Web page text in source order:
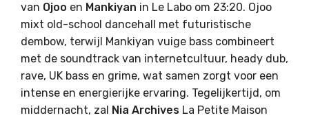
van Ojoo en Mankiyan in Le Labo om 23:20. Ojoo
mixt old-school dancehall met futuristische
dembow, terwijl Mankiyan vuige bass combineert
met de soundtrack van internetcultuur, heady dub,
rave, UK bass en grime, wat samen zorgt voor een
intense en energierijke ervaring. Tegelijkertijd, om
middernacht, zal Nia Archives La Petite Maison